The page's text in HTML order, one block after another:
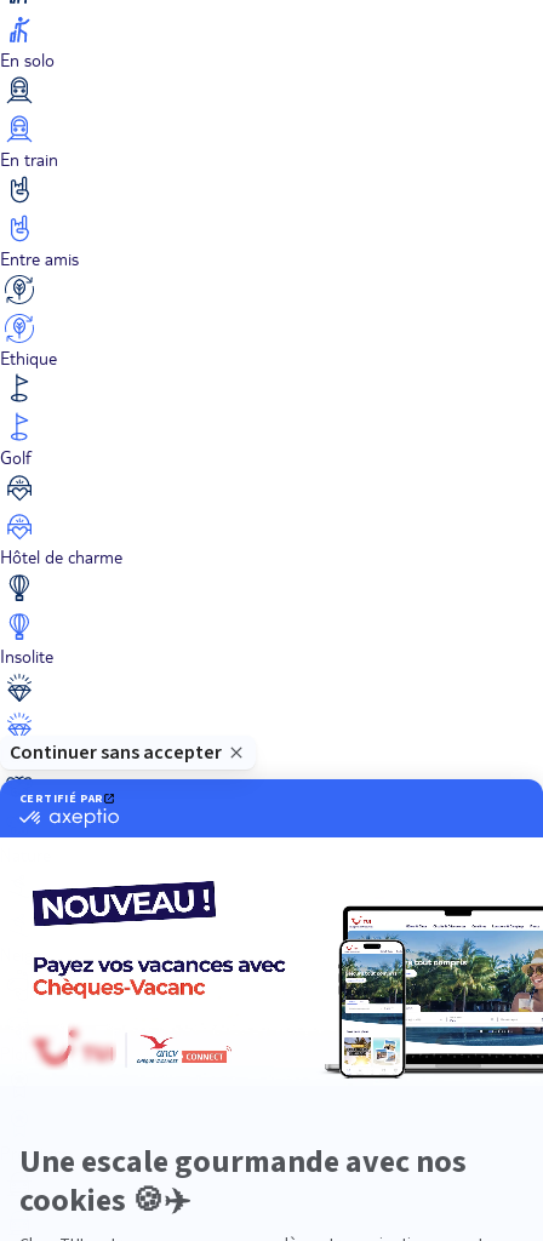
En solo
En train
Entre amis
Ethique
Golf
Hôtel de charme
Insolite
Luxe
Neige
Plongée
Premium